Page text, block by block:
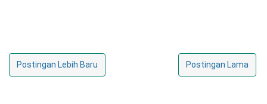
Postingan Lebih Baru Postingan Lama